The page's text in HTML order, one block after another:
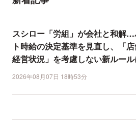
スシロー「労組」が会社と和解
ト時給の決定基準を見直し、「
経営状況」を考慮しない新ルー
2026年08月07日 18時53分